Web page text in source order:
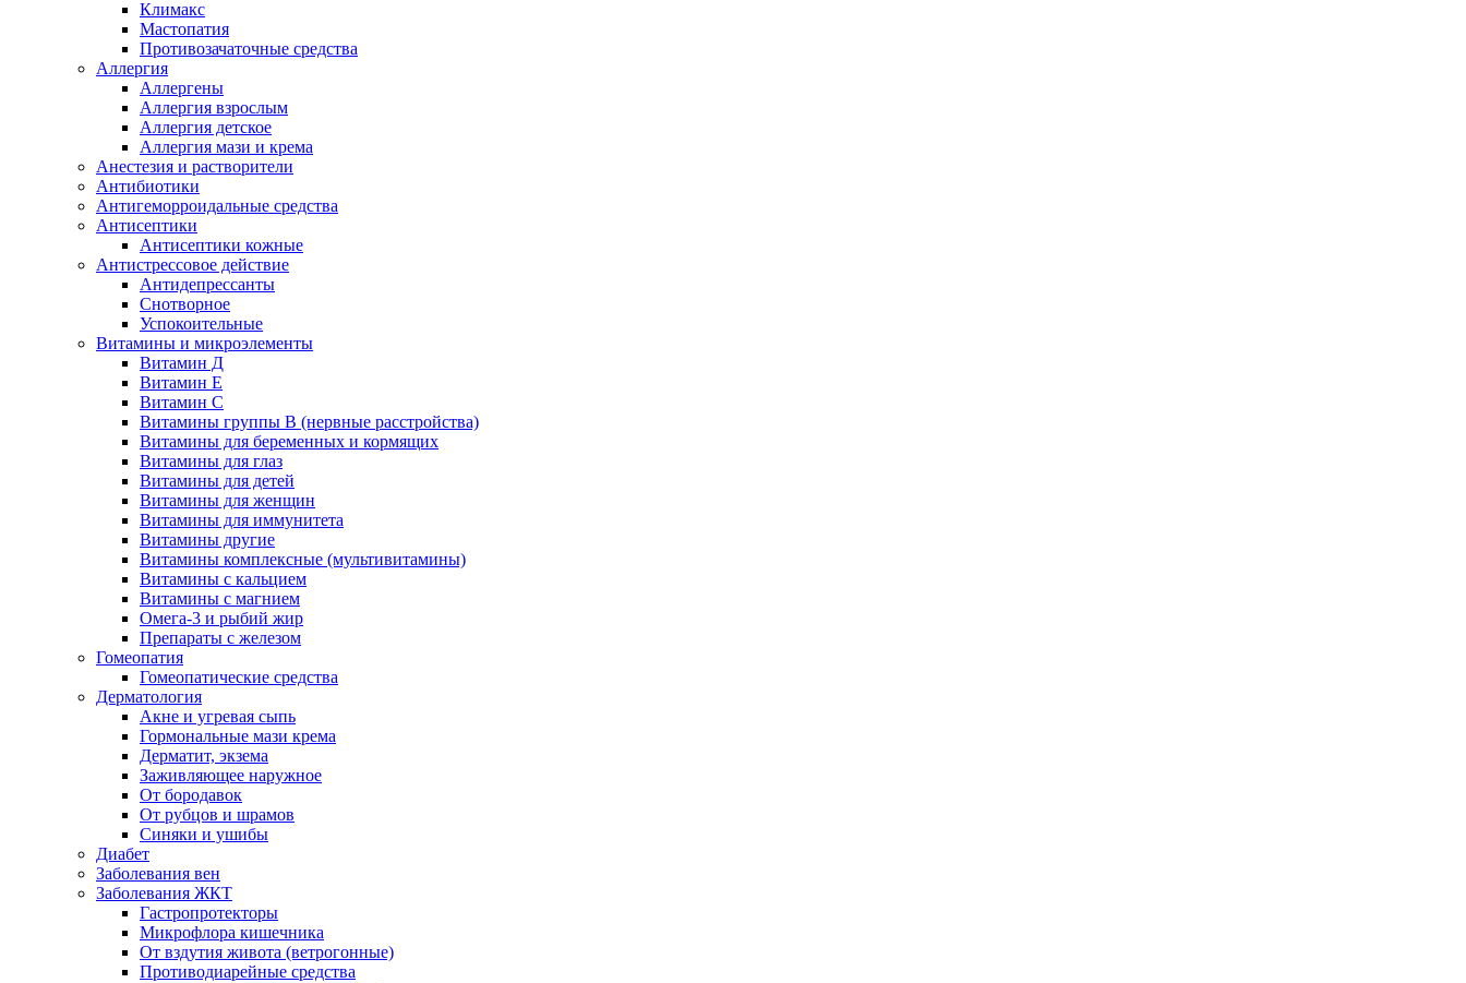
Климакс
Мастопатия
Противозачаточные средства
Аллергия
Аллергены
Аллергия взрослым
Аллергия детское
Аллергия мази и крема
Анестезия и растворители
Антибиотики
Антигеморроидальные средства
Антисептики
Антисептики кожные
Антистрессовое действие
Антидепрессанты
Снотворное
Успокоительные
Витамины и микроэлементы
Витамин Д
Витамин Е
Витамин С
Витамины группы В (нервные расстройства)
Витамины для беременных и кормящих
Витамины для глаз
Витамины для детей
Витамины для женщин
Витамины для иммунитета
Витамины другие
Витамины комплексные (мультивитамины)
Витамины с кальцием
Витамины с магнием
Омега-3 и рыбий жир
Препараты с железом
Гомеопатия
Гомеопатические средства
Дерматология
Акне и угревая сыпь
Гормональные мази крема
Дерматит, экзема
Заживляющее наружное
От бородавок
От рубцов и шрамов
Синяки и ушибы
Диабет
Заболевания вен
Заболевания ЖКТ
Гастропротекторы
Микрофлора кишечника
От вздутия живота (ветрогонные)
Противодиарейные средства